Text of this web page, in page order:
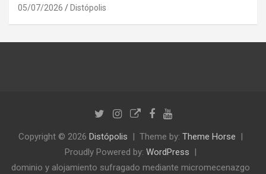
05/07/2026 Distópolis
Copyright © 2026 Distópolis Theme by: Theme Horse
Proudly Powered by: WordPress
dominio y alojamiento sufragado mediante micromecenazgo